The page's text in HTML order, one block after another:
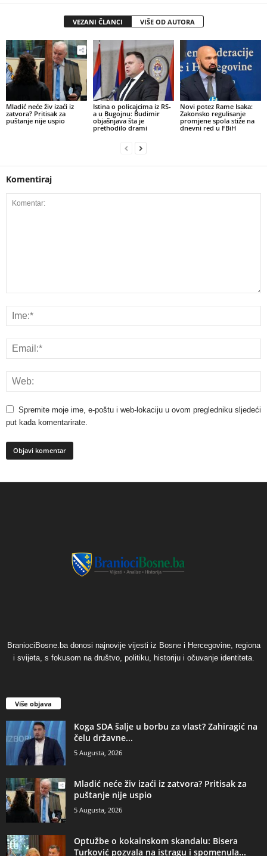
VEZANI ČLANCI VIŠE OD AUTORA
​Mladić neće živ izaći iz
zatvora? Pritisak za
puštanje nije uspio
Istina o policajcima iz RS-
a u Bugojnu: Budimir
objašnjava šta je
prethodilo drami
Novi potez Rame Isaka:
Zakonsko regulisanje
promjene spola stiže na
dnevni red u FBiH
Komentiraj
Spremite moje ime, e-poštu i web-lokaciju u ovom pregledniku sljedeći
put kada komentarirate.
BraniociBosne.ba donosi najnovije vijesti iz Bosne i Hercegovine, regiona
i svijeta, s fokusom na društvo, politiku, historiju i očuvanje identiteta.
Više objava
​Koga SDA šalje u borbu za vlast? Zahiragić na
čelu državne...
5 Augusta, 2026
​Mladić neće živ izaći iz zatvora? Pritisak za
puštanje nije uspio
5 Augusta, 2026
​Optužbe o kokainskom skandalu: Bisera
Turković pozvala na istragu i spomenula...